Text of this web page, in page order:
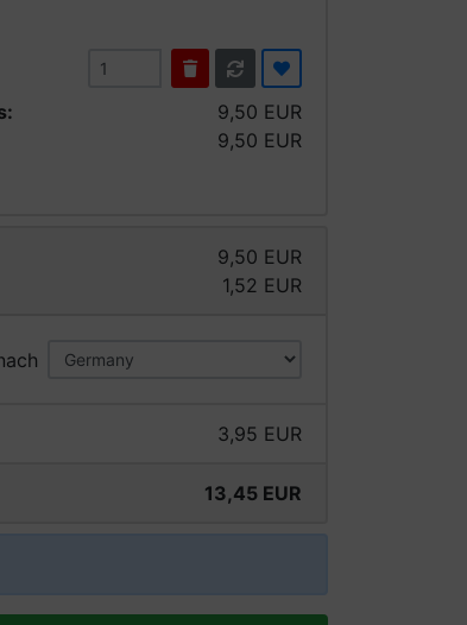
9,50 EUR
9,50 EUR
9,50 EUR
1,52 EUR
3,95 EUR
13,45 EUR